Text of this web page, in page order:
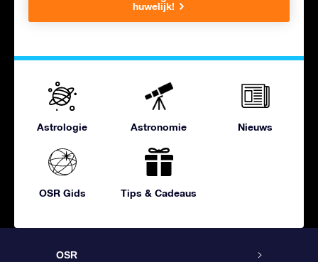
huwelijk!
Astrologie Astronomie Nieuws
OSR Gids Tips & Cadeaus
OSR